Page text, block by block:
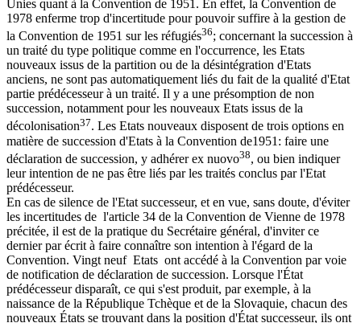
Unies quant à la Convention de 1951. En effet, la Convention de
1978 enferme trop d'incertitude pour pouvoir suffire à la gestion de
la Convention de 1951 sur les réfugiés36; concernant la succession à
un traité du type politique comme en l'occurrence, les Etats
nouveaux issus de la partition ou de la désintégration d'Etats
anciens, ne sont pas automatiquement liés du fait de la qualité d'Etat
partie prédécesseur à un traité. Il y a une présomption de non
succession, notamment pour les nouveaux Etats issus de la
décolonisation37. Les Etats nouveaux disposent de trois options en
matière de succession d'Etats à la Convention de1951: faire une
déclaration de succession, y adhérer ex nuovo38, ou bien indiquer
leur intention de ne pas être liés par les traités conclus par l'Etat
prédécesseur.
En cas de silence de l'Etat successeur, et en vue, sans doute, d'éviter
les incertitudes de l'article 34 de la Convention de Vienne de 1978
précitée, il est de la pratique du Secrétaire général, d'inviter ce
dernier par écrit à faire connaître son intention à l'égard de la
Convention. Vingt neuf Etats ont accédé à la Convention par voie
de notification de déclaration de succession. Lorsque l'État
prédécesseur disparaît, ce qui s'est produit, par exemple, à la
naissance de la République Tchèque et de la Slovaquie, chacun des
nouveaux États se trouvant dans la position d'État successeur, ils ont